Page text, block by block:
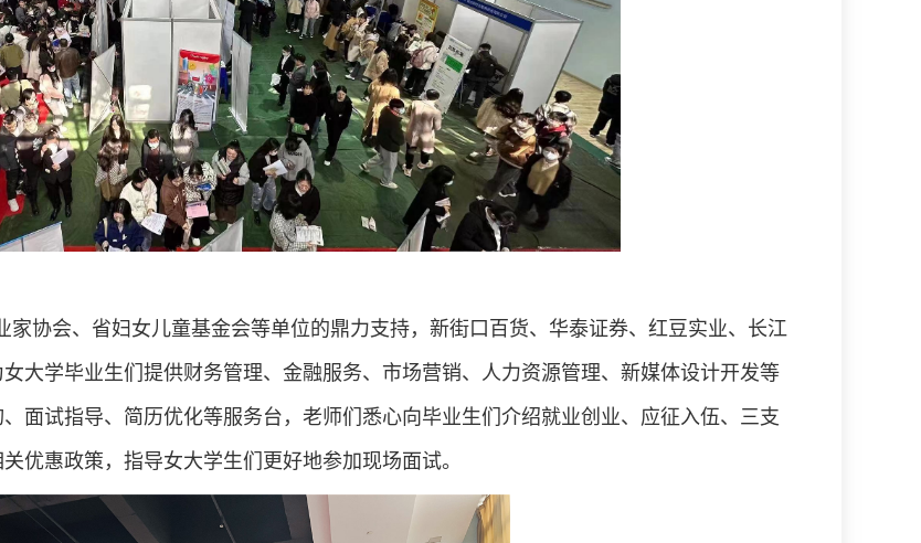
家协会、省妇女儿童基金会等单位的鼎力支持，新街口百货、华泰证券、红豆实业、长江
大学毕业生们提供财务管理、金融服务、市场营销、人力资源管理、新媒体设计开发等
面试指导、简历优化等服务台，老师们悉心向毕业生们介绍就业创业、应征入伍、三支
优惠政策，指导女大学生们更好地参加现场面试。